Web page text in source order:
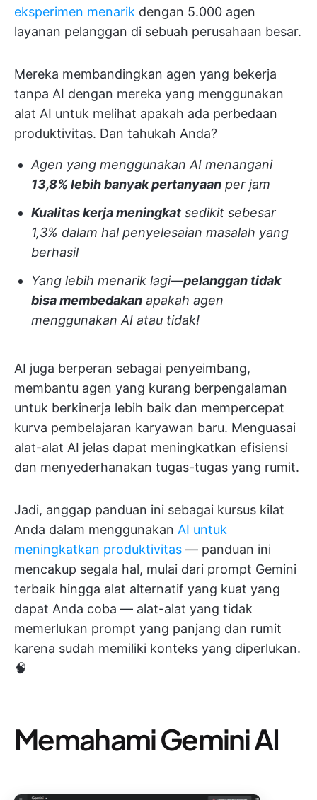
eksperimen menarik dengan 5.000 agen
layanan pelanggan di sebuah perusahaan besar.
Mereka membandingkan agen yang bekerja
tanpa AI dengan mereka yang menggunakan
alat AI untuk melihat apakah ada perbedaan
produktivitas. Dan tahukah Anda?
Agen yang menggunakan AI menangani
13,8% lebih banyak pertanyaan per jam
Kualitas kerja meningkat sedikit sebesar
1,3% dalam hal penyelesaian masalah yang
berhasil
Yang lebih menarik lagi—pelanggan tidak
bisa membedakan apakah agen
menggunakan AI atau tidak!
AI juga berperan sebagai penyeimbang,
membantu agen yang kurang berpengalaman
untuk berkinerja lebih baik dan mempercepat
kurva pembelajaran karyawan baru. Menguasai
alat-alat AI jelas dapat meningkatkan efisiensi
dan menyederhanakan tugas-tugas yang rumit.
Jadi, anggap panduan ini sebagai kursus kilat
Anda dalam menggunakan AI untuk
meningkatkan produktivitas — panduan ini
mencakup segala hal, mulai dari prompt Gemini
terbaik hingga alat alternatif yang kuat yang
dapat Anda coba — alat-alat yang tidak
memerlukan prompt yang panjang dan rumit
karena sudah memiliki konteks yang diperlukan.
🧠
Memahami Gemini AI